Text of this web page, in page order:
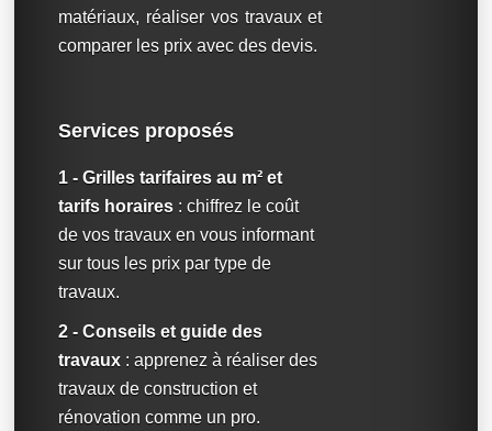
matériaux, réaliser vos travaux et
comparer les prix avec des devis.
Services proposés
1 - Grilles tarifaires au m² et
tarifs horaires : chiffrez le coût
de vos travaux en vous informant
sur tous les prix par type de
travaux.
2 - Conseils et guide des
travaux : apprenez à réaliser des
travaux de construction et
rénovation comme un pro.